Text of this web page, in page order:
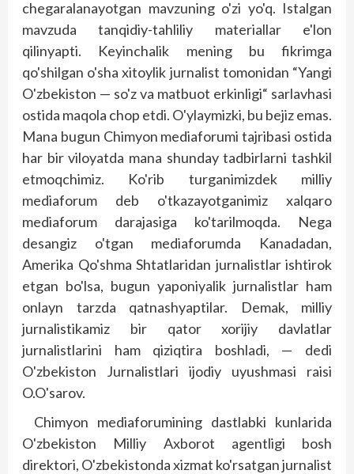
chegaralanayotgan mavzuning o'zi yo'q. Istalgan
mavzuda tanqidiy-tahliliy materiallar e'lon
qilinyapti. Keyinchalik mening bu fik­rimga
qo'shilgan o'sha xitoylik jurnalist tomonidan “Yangi
O'zbekiston — so'z va matbuot erkinligi“ sarlavhasi
ostida maqola chop etdi. O'ylaymizki, bu bejiz emas.
Mana bugun Chimyon mediaforumi tajribasi ostida
har bir viloyatda mana shunday tadbirlarni tashkil
etmoqchimiz. Ko'rib turganimizdek milliy
mediaforum deb o'tkazayotganimiz xalqaro
mediaforum darajasiga ko'tarilmoqda. Nega
desangiz o'tgan mediaforumda Kanadadan,
Amerika Qo'shma Shtatlaridan jurnalistlar ishtirok
etgan bo'lsa, bugun yaponiyalik jurnalistlar ham
onlayn tarzda qatnashyaptilar. Demak, milliy
jurnalistikamiz bir qator xorijiy davlatlar
jurnalistlarini ham qiziqtira bosh­ladi, — dedi
O'zbekiston Jurnalistlari ijodiy uyushmasi raisi
O.O'sarov.
Chimyon mediaforumining dastlabki kunlarida
O'zbekis­ton Milliy Axborot agentligi bosh
direktori, O'zbekis­tonda xizmat ko'rsatgan jurnalist